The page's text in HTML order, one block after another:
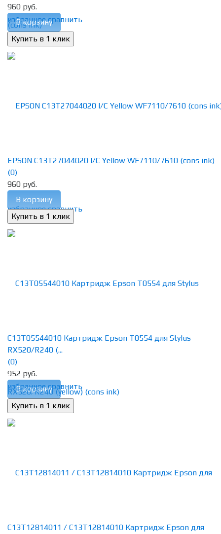
избранное сравнить
960 руб.
В корзину
избранное сравнить
EPSON C13T27044020 I/C Yellow WF7110/7610 (cons ink)
(0)
960 руб.
В корзину
избранное сравнить
C13T05544010 Картридж Epson T0554 для Stylus
RX520/R240 (...
(0)
952 руб.
В корзину
C13T12814011 / C13T12814010 Картридж Epson для